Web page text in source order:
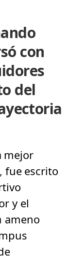
con
del
mejor
fue escrito
y el
ameno